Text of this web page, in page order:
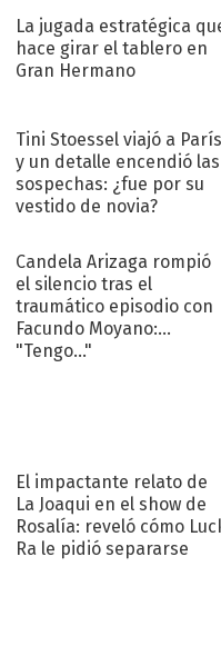
La jugada estratégica
hace girar el tablero en
Gran Hermano
Tini Stoessel viajó a París
y un detalle encendió las
sospechas: ¿fue por su
vestido de novia?
Candela Arizaga rompió
el silencio tras el
traumático episodio con
Facundo Moyano:
"Tengo..."
El impactante relato de
La Joaqui en el show de
Rosalía: reveló cómo
Ra le pidió separarse